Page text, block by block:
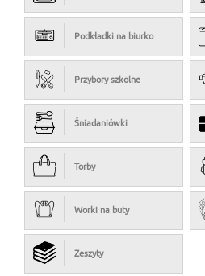
Podkładki na biurko
Przybory szkolne
Śniadaniówki
Torby
Worki na buty
Zeszyty